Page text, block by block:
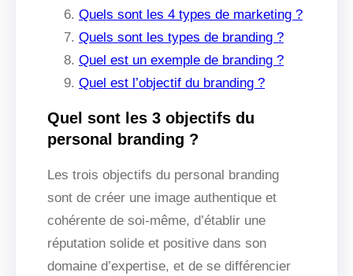
Quels sont les 4 types de marketing ?
Quels sont les types de branding ?
Quel est un exemple de branding ?
Quel est l’objectif du branding ?
Quel sont les 3 objectifs du
personal branding ?
Les trois objectifs du personal branding
sont de créer une image authentique et
cohérente de soi-même, d’établir une
réputation solide et positive dans son
domaine d’expertise, et de se différencier